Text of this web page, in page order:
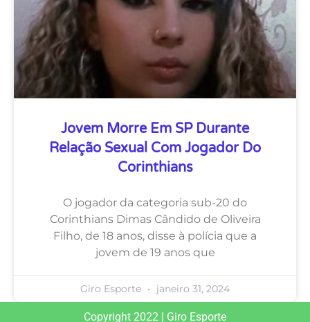
Jovem Morre Em SP Durante
Relação Sexual Com Jogador Do
Corinthians
O jogador da categoria sub-20 do
Corinthians Dimas Cândido de Oliveira
Filho, de 18 anos, disse à polícia que a
jovem de 19 anos que
Giro Esporte janeiro 31, 2024
Copyright 2022 | Giro Esporte